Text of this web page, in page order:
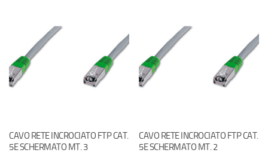
CAVO RETE INCROCIATO FTP CAT.
5E SCHERMATO MT. 3
CAVO RETE INCROCIATO FTP CAT.
5E SCHERMATO MT. 2